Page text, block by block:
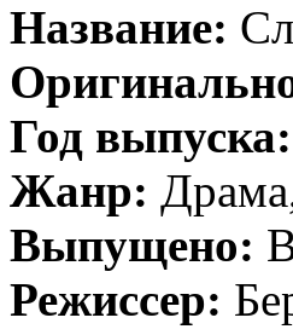
Название:
Год выпуска:
Жанр:
Выпущено:
Режиссер: